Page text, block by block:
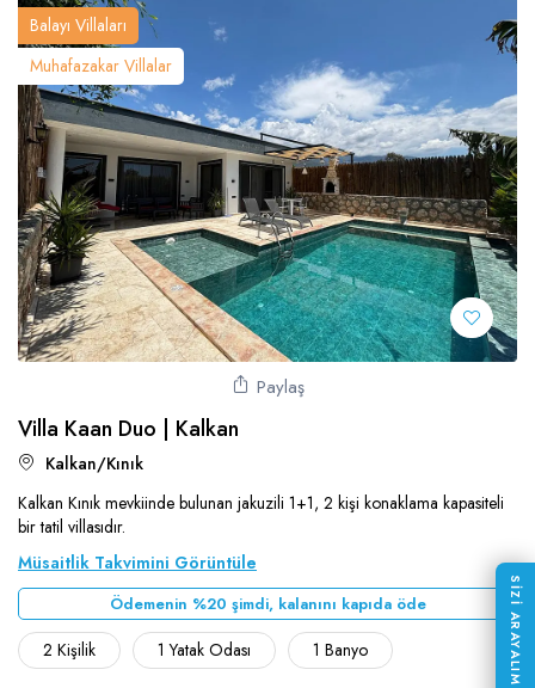
Balayı Villaları
Muhafazakar Villalar
Paylaş
Villa Kaan Duo | Kalkan
Kalkan/Kınık
Kalkan Kınık mevkiinde bulunan jakuzili 1+1, 2 kişi konaklama kapasiteli
bir tatil villasıdır.
Müsaitlik Takvimini Görüntüle
Ödemenin %20 şimdi, kalanını kapıda öde
2 Kişilik 1 Yatak Odası 1 Banyo SİZİ ARAYALIM